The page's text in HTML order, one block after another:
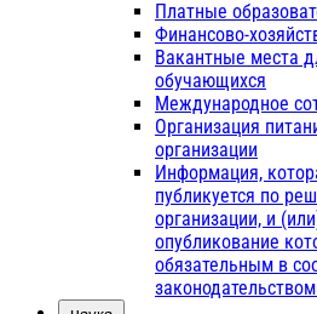
Платные
Финансово-
Вакантные места
обучающихся
Международное
Организация
организации
Информация,
публикуется по
организации, и
опубликование
обязательным в